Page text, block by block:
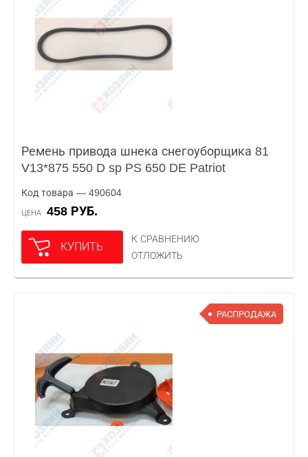
Ремень привода шнека снегоуборщика 81
V13*875 550 D sp PS 650 DE Patriot
Код товара — 490604
ЦЕНА 458 РУБ.
КУПИТЬ
К СРАВНЕНИЮ
ОТЛОЖИТЬ
РАСПРОДАЖА